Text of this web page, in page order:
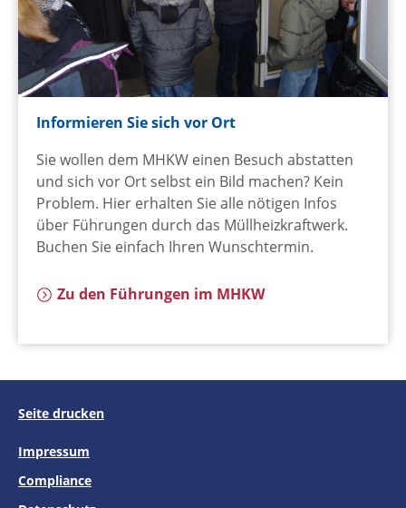
Informieren Sie sich vor Ort
Sie wollen dem MHKW einen Besuch abstatten
und sich vor Ort selbst ein Bild machen? Kein
Problem. Hier erhalten Sie alle nötigen Infos
über Führungen durch das Müllheizkraftwerk.
Buchen Sie einfach Ihren Wunschtermin.
Zu den Führungen im MHKW
Seite drucken
Impressum
Compliance